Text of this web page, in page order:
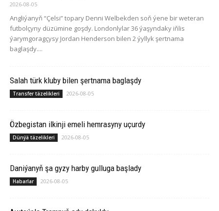
2026-08-05
Angliýanyň “Çelsi” topary Denni Welbekden soň ýene bir weteran
futbolçyny düzümine goşdy. Londonlylar 36 ýaşyndaky iňlis
ýarymgoragçysy Jordan Henderson bilen 2 ýyllyk şertnama
baglaşdy....
Salah türk kluby bilen şertnama baglaşdy
Transfer täzelikleri 2026-08-05
Özbegistan ilkinji emeli hemrasyny uçurdy
Dünýä täzelikleri 2026-08-05
Daniýanyň şa gyzy harby gulluga başlady
Habarlar 2026-08-05